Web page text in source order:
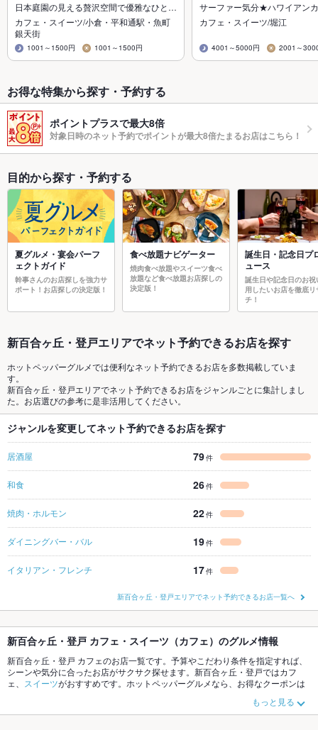
日本庭園の見える贅沢空間で優雅なひと…
カフェ・スイーツ/小倉・平和通駅・魚町
銀天街
1001～1500円 1001～1500円
サーファー気分★ハワイアン
カフェ・スイーツ/堀江
4001～5000円 2001～
お得な特集から探す・予約する
ポイントプラスで最大8倍
対象日時のネット予約でポイントが最大8倍たまるお店はこちら！
目的から探す・予約する
夏グルメ・宴会パーフ
ェクトガイド
幹事さんのお店探しを強力サ
ポート！お店探しの決定版！
食べ放題ナビゲーター
焼肉食べ放題やスイーツ食べ
放題など食べ放題お店探しの
決定版！
誕生日・記念日プ
ュース
誕生日や記念日のお祝
用したいお店を徹底リ
チ！
新百合ヶ丘・登戸エリアでネット予約できるお店を探す
ホットペッパーグルメでは便利なネット予約できるお店を多数掲載していま
す。
新百合ヶ丘・登戸エリアでネット予約できるお店をジャンルごとに集計しまし
た。お店選びの参考に是非活用してください。
ジャンルを変更してネット予約できるお店を探す
居酒屋 79件
和食 26件
焼肉・ホルモン 22件
ダイニングバー・バル 19件
イタリアン・フレンチ 17件
新百合ヶ丘・登戸エリアでネット予約できるお店一覧へ
新百合ヶ丘・登戸 カフェ・スイーツ（カフェ）のグルメ情報
新百合ヶ丘・登戸 カフェのお店一覧です。予算やこだわり条件を指定すれば、
シーンや気分に合ったお店がサクサク探せます。新百合ヶ丘・登戸ではカフ
ェ、
スイーツがおすすめです。ホットペッパーグルメなら、お得なクーポンは
紹介しているので安心！24時間使える簡単便利なネット予約が使えるお店も拡
大中です。友達どうしの飲み会にも、会社の宴会にも、デートやパーティーに
もっと見る